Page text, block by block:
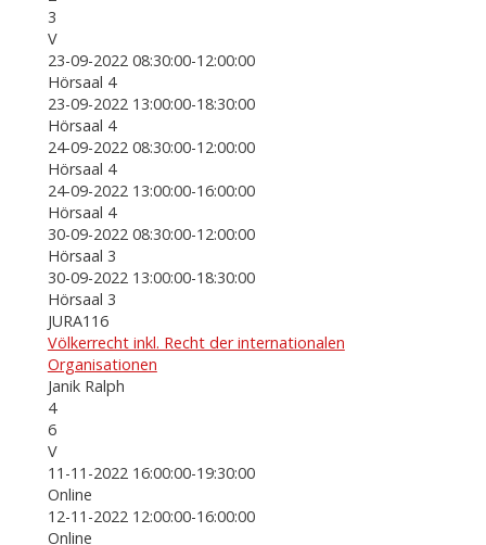
3
V
23-09-2022 08:30:00-12:00:00
Hörsaal 4
23-09-2022 13:00:00-18:30:00
Hörsaal 4
24-09-2022 08:30:00-12:00:00
Hörsaal 4
24-09-2022 13:00:00-16:00:00
Hörsaal 4
30-09-2022 08:30:00-12:00:00
Hörsaal 3
30-09-2022 13:00:00-18:30:00
Hörsaal 3
JURA116
Völkerrecht inkl. Recht der internationalen
Organisationen
Janik Ralph
4
6
V
11-11-2022 16:00:00-19:30:00
Online
12-11-2022 12:00:00-16:00:00
Online